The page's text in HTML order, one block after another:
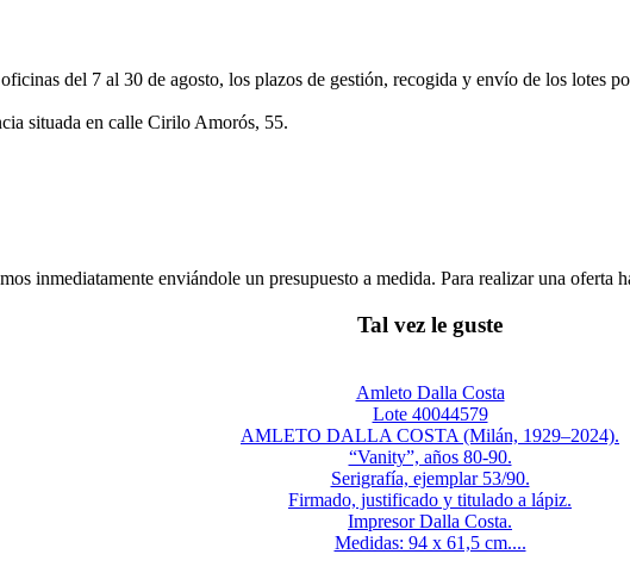
del 7 al 30 de agosto, los plazos de gestión, recogida y envío de los lotes
situada en calle Cirilo Amorós, 55.
inmediatamente enviándole un presupuesto a medida. Para realizar una oferta
Tal vez le guste
Amleto Dalla Costa
Lote 40044579
AMLETO DALLA COSTA (Milán, 1929–2024).
“Vanity”, años 80-90.
Serigrafía, ejemplar 53/90.
Firmado, justificado y titulado a lápiz.
Impresor Dalla Costa.
Medidas: 94 x 61,5 cm....